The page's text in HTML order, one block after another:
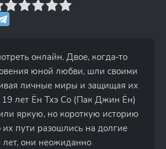
10
онлайн. Двое, когда‐то
юной любви, шли своими
личные миры и защищая их
19 лет Ён Тхэ Со (Пак Джин Ён)
яркую, но короткую историю
их пути разошлись на долгие
лет, они неожиданно